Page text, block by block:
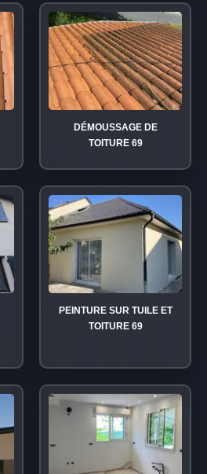
DÉMOUSSAGE DE
TOITURE 69
PEINTURE SUR TUILE ET
TOITURE 69